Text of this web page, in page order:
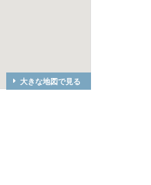
大きな地図で見る